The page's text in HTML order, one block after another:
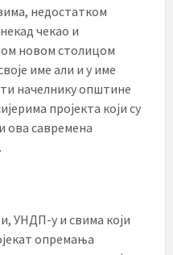
недостатком
чекао и
новом столицом
име али и у име
начелнику општине
пројекта који су
ова савремена
УНДП-у и свима који
опремања